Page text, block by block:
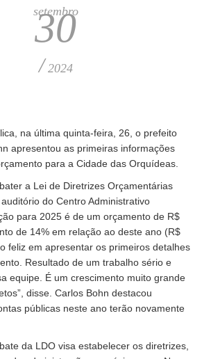
setembro
30
/ 2024
na última quinta-feira, 26, o prefeito
apresentou as primeiras informações
para a Cidade das Orquídeas.
a Lei de Diretrizes Orçamentárias
do Centro Administrativo
para 2025 é de um orçamento de R$
de 14% em relação ao deste ano (R$
feliz em apresentar os primeiros detalhes
Resultado de um trabalho sério e
equipe. É um crescimento muito grande
disse. Carlos Bohn destacou
públicas neste ano terão novamente
da LDO visa estabelecer os diretrizes,